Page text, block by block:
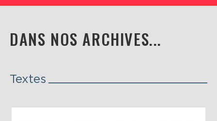
DANS NOS ARCHIVES...
Textes